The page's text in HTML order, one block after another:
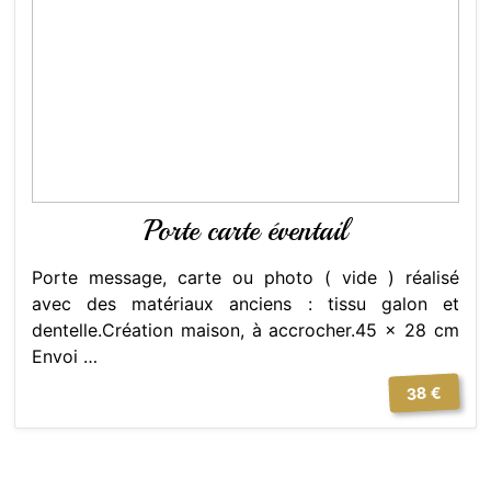
Porte carte éventail
Porte message, carte ou photo ( vide ) réalisé
avec des matériaux anciens : tissu galon et
dentelle.Création maison, à accrocher.45 x 28 cm
Envoi …
38 €